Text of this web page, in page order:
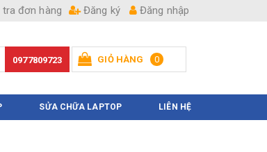
Đăng ký Đăng nhập
tra đơn hàng
0977809723 GIỎ HÀNG 0
SỬA CHỮA LAPTOP LIÊN HỆ